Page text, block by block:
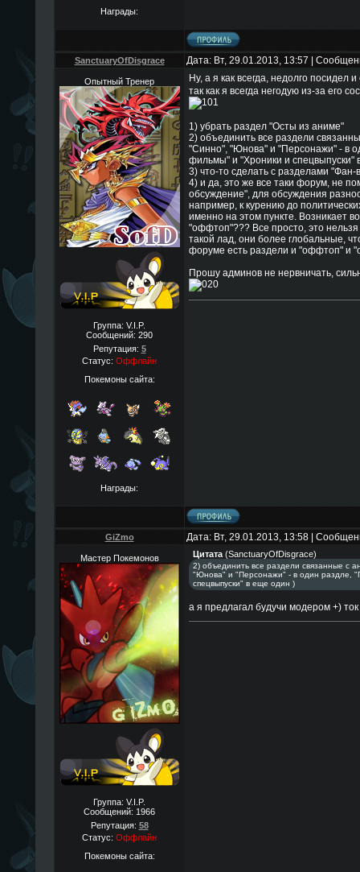
Награды:
SanctuaryOfDisgrace Дата: Вт, 29.01.2013, 13:57 |
Опытный Тренер
Группа: V.I.P.
Сообщений: 290
Репутация: 5
Статус: Оффлайн
Покемоны сайта:
Награды:
Ну, а я как всегда, недолго
так как я всегда негодую из-за его
1) убрать раздел "Осты из аниме"
2) объединить все раздели
"Синно", "Юнова" и "Персонажи" - в
фильмы" и "Хроники и спецвыпуски"
3) что-то сделать с разделами "Фан-
4) и да, это же все таки форум, не
обсуждение", для обсуждения
например, к курению до
именно на этом пункте. Возникает
"оффтоп"??? Все просто, это
такой лад, они более глобальные,
форуме есть раздели и "оффтоп" и
Прошу админов не нервничать,
GiZmo Дата: Вт, 29.01.2013, 13:58 |
Мастер Покемонов
Группа: V.I.P.
Сообщений: 1966
Репутация: 58
Статус: Оффлайн
Покемоны сайта:
Цитата(SanctuaryOfDisgrace)
2) объединить все раздели связанные с
"Юнова" и "Персонажи" - в один раздле,
спецвыпуски" в еще один )
а я предлагал будучи модером +)